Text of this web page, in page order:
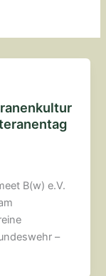
B(w) e.V.
–